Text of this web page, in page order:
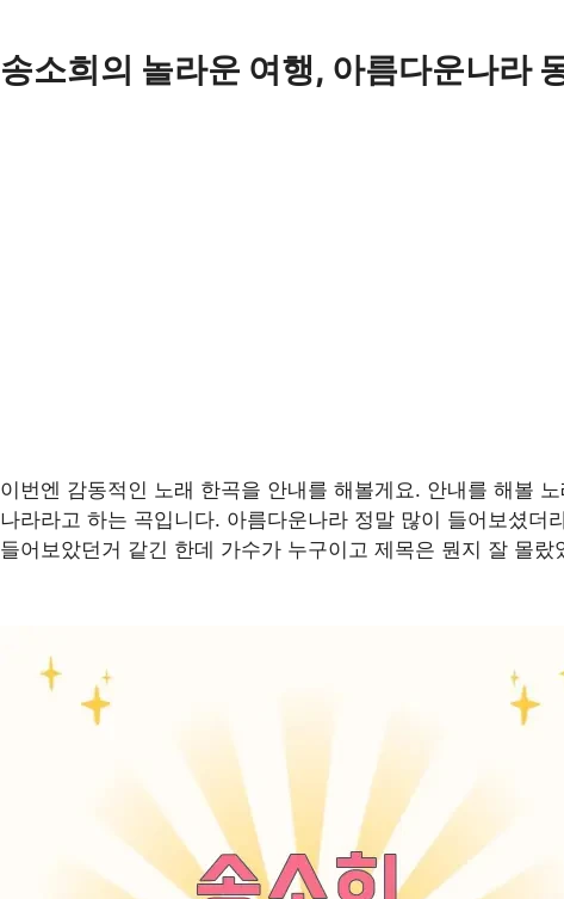
송소희의 놀라운 여행, 아름다운나라
이번엔 감동적인 노래 한곡을 안내를 해볼게요. 안내를 해볼
나라라고 하는 곡입니다. 아름다운나라 정말 많이 들어보셨더
들어보았던거 같긴 한데 가수가 누구이고 제목은 뭔지 잘 몰랐